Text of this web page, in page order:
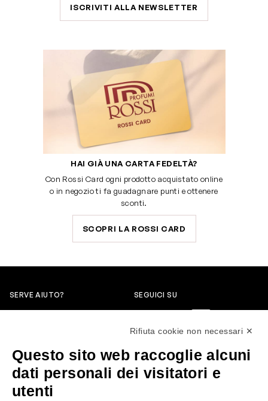
ISCRIVITI ALLA NEWSLETTER
HAI GIÀ UNA CARTA FEDELTÀ?
Con Rossi Card ogni prodotto acquistato online
o in negozio ti fa guadagnare punti e ottenere
sconti.
SCOPRI LA ROSSI CARD
SERVE AIUTO?
servizioclienti@rossiprofumi.it
SEGUICI SU
SERVIZIO CLIENTI
Rifiuta cookie non necessari ✕
Questo sito web raccoglie alcuni
dati personali dei visitatori e
utenti